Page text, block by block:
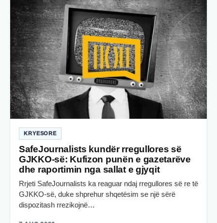
KRYESORE
SafeJournalists kundër rregullores së
GJKKO-së: Kufizon punën e gazetarëve
dhe raportimin nga sallat e gjyqit
Rrjeti SafeJournalists ka reaguar ndaj rregullores së re të
GJKKO-së, duke shprehur shqetësim se një sërë
dispozitash rrezikojnë…